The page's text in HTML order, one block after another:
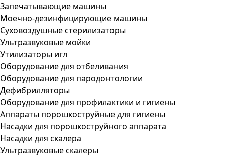
Запечатывающие машины
Моечно-дезинфицирующие машины
Суховоздушные стерилизаторы
Ультразвуковые мойки
Утилизаторы игл
Оборудование для отбеливания
Оборудование для пародонтологии
Дефибрилляторы
Оборудование для профилактики и гигиены
Аппараты порошкоструйные для гигиены
Насадки для порошкоструйного аппарата
Насадки для скалера
Ультразвуковые скалеры